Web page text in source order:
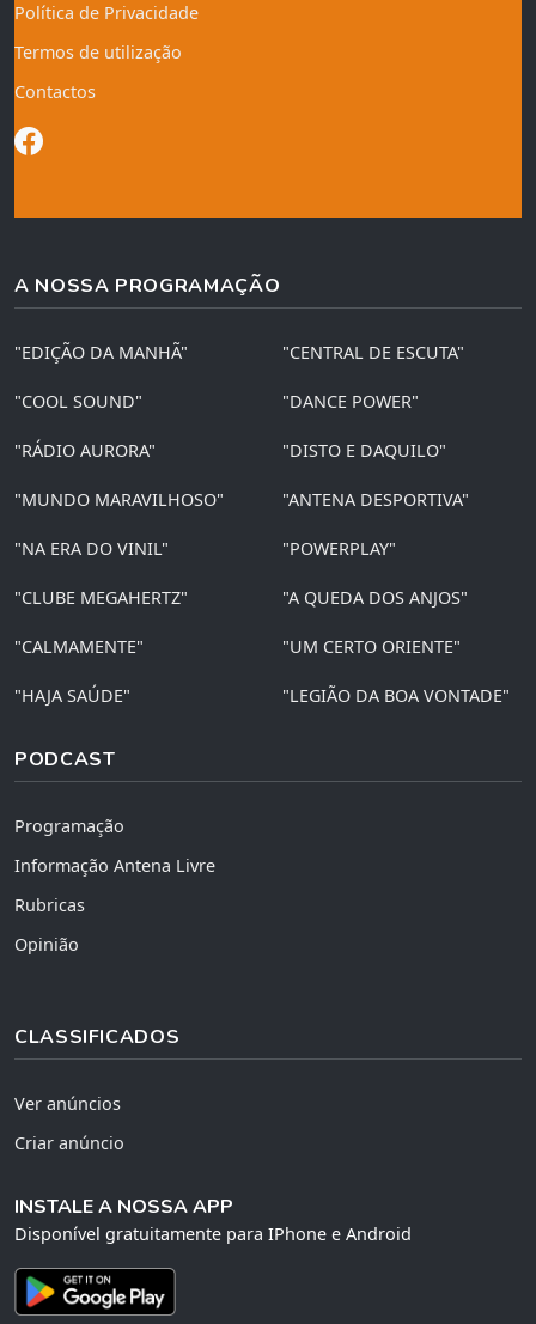
Política de Privacidade
Termos de utilização
Contactos
A NOSSA PROGRAMAÇÃO
"EDIÇÃO DA MANHÃ" "CENTRAL DE ESCUTA"
"COOL SOUND" "DANCE POWER"
"RÁDIO AURORA" "DISTO E DAQUILO"
"MUNDO MARAVILHOSO" "ANTENA DESPORTIVA"
"NA ERA DO VINIL" "POWERPLAY"
"CLUBE MEGAHERTZ" "A QUEDA DOS ANJOS"
"CALMAMENTE" "UM CERTO ORIENTE"
"HAJA SAÚDE" "LEGIÃO DA BOA VONTADE"
PODCAST
Programação
Informação Antena Livre
Rubricas
Opinião
CLASSIFICADOS
Ver anúncios
Criar anúncio
INSTALE A NOSSA APP
Disponível gratuitamente para IPhone e Android